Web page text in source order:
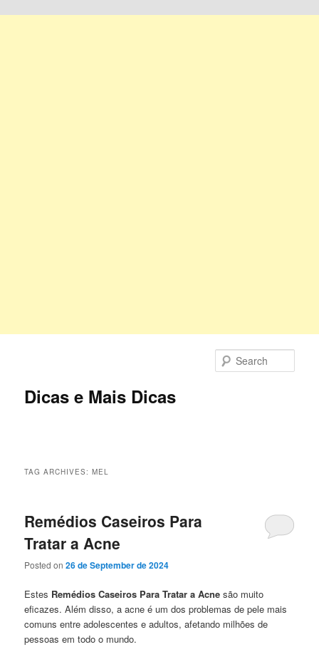
Dicas e Mais Dicas
TAG ARCHIVES:MEL
Remédios Caseiros Para
Tratar a Acne
Posted on26 de September de 2024
Estes Remédios Caseiros Para Tratar a Acne são muito
eficazes. Além disso, a acne é um dos problemas de pele mais
comuns entre adolescentes e adultos, afetando milhões de
pessoas em todo o mundo.